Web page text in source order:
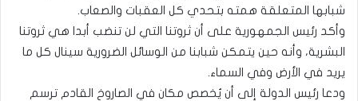
شبابها المتعلقة همته بتحدي كل العقبات والصعاب.
وأكد رئيس الجمهورية على أن ثروتنا التي لن تنضب أبدا هي ثروتنا
البشرية، وأنه حين يتمكن شبابنا من الوسائل الضرورية سينال كل ما
يريد في الأرض وفي السماء.
ودعا رئيس الدولة إلى أن يُخصص مكان في الصاروخ القادم ترسم